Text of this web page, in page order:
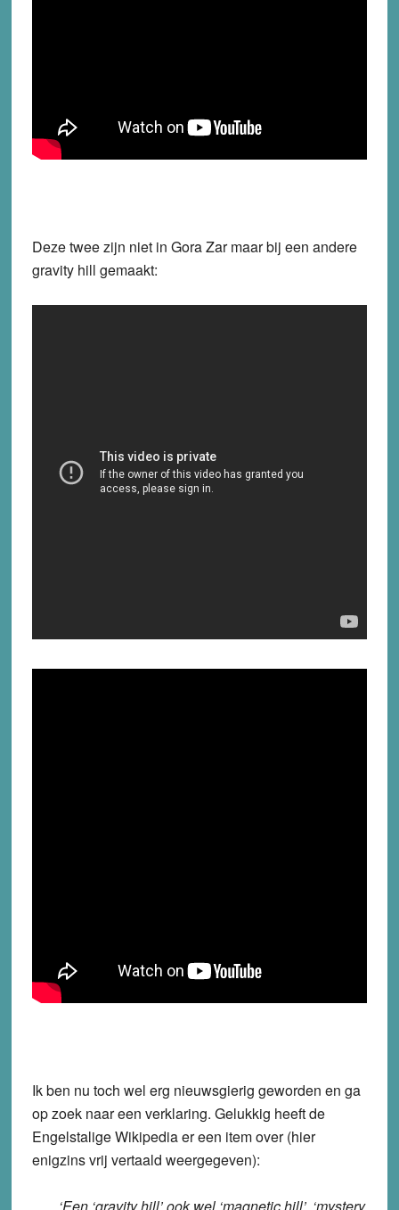
Deze twee zijn niet in Gora Zar maar bij een andere
gravity hill gemaakt:
Ik ben nu toch wel erg nieuwsgierig geworden en ga
op zoek naar een verklaring. Gelukkig heeft de
Engelstalige Wikipedia er een item over (hier
enigzins vrij vertaald weergegeven):
‘Een ‘gravity hill’ ook wel ‘magnetic hill’, ‘mystery